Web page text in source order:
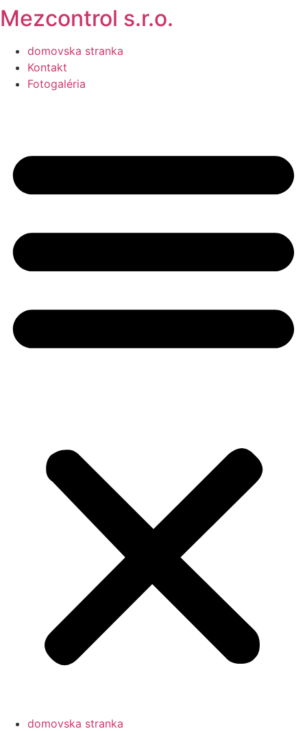
Mezcontrol s.r.o.
domovska stranka
Kontakt
Fotogaléria
domovska stranka